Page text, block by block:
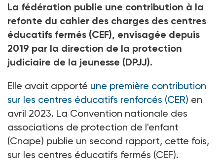
La fédération publie une contribution à la
refonte du cahier des charges des centres
éducatifs fermés (CEF), envisagée depuis
2019 par la direction de la protection
judiciaire de la jeunesse (DPJJ).
Elle avait apporté une première contribution
sur les centres éducatifs renforcés (CER) en
avril 2023. La Convention nationale des
associations de protection de l'enfant
(Cnape) publie un second rapport, cette fois,
sur les centres éducatifs fermés (CEF).